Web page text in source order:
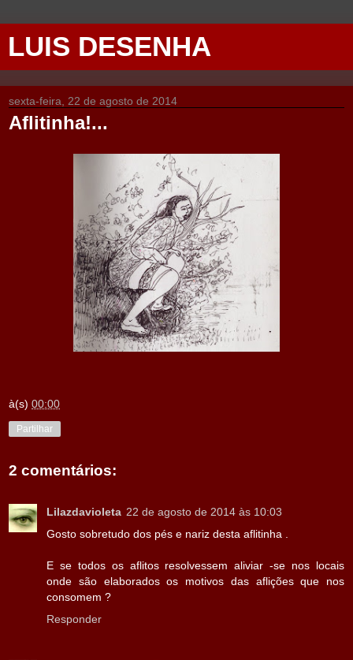
LUIS DESENHA
sexta-feira, 22 de agosto de 2014
Aflitinha!...
à(s) 00:00
Partilhar
2 comentários:
Lilazdavioleta 22 de agosto de 2014 às 10:03
Gosto sobretudo dos pés e nariz desta aflitinha .
E se todos os aflitos resolvessem aliviar -se nos locais
onde são elaborados os motivos das aflições que nos
consomem ?
Responder